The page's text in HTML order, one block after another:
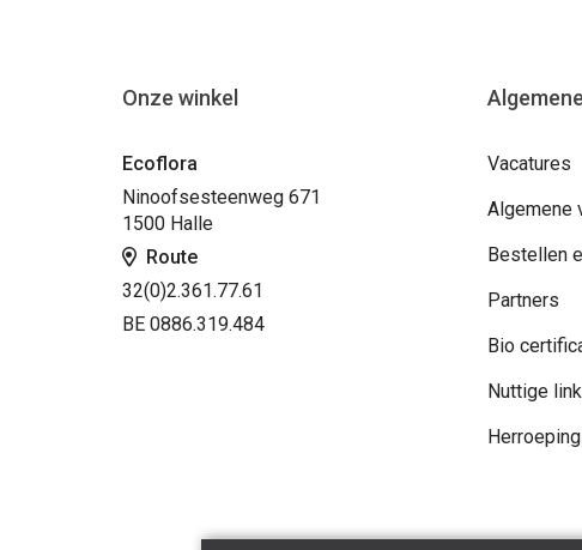
Onze winkel
Ecoflora
Ninoofsesteenweg 671
1500 Halle
Route
32(0)2.361.77.61
BE 0886.319.484
Vacatures
Algemene
Bestellen
Partners
Bio
Nuttige